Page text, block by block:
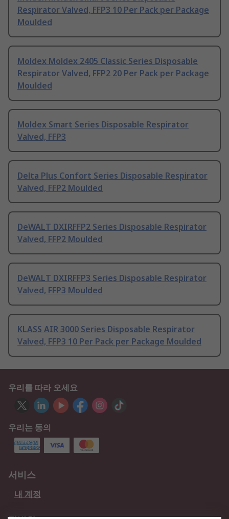
Respirator Valved, FFP3 10 Per Pack per Package
Moulded
Moldex Moldex 2405 Classic Series Disposable
Respirator Valved, FFP2 20 Per Pack per Package
Moulded
Moldex Smart Series Disposable Respirator
Valved, FFP3
Delta Plus Confort Series Disposable Respirator
Valved, FFP2 Moulded
DeWALT DXIRFFP2 Series Disposable Respirator
Valved, FFP2 Moulded
DeWALT DXIRFFP3 Series Disposable Respirator
Valved, FFP3 Moulded
KLASS AIR 3000 Series Disposable Respirator
Valved, FFP3 10 Per Pack per Package Moulded
우리를 따라 오세요
우리는 동의
서비스
내 계정